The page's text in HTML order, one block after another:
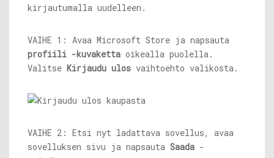
kirjautumalla uudelleen.
VAIHE 1: Avaa Microsoft Store ja napsauta
profiili -kuvaketta oikealla puolella.
Valitse Kirjaudu ulos vaihtoehto valikosta.
VAIHE 2: Etsi nyt ladattava sovellus, avaa
sovelluksen sivu ja napsauta Saada -